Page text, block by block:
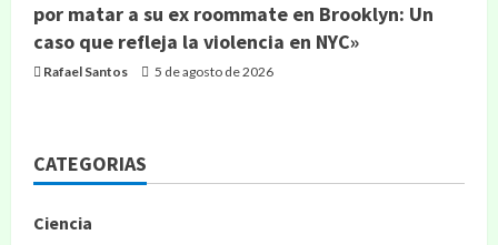
por matar a su ex roommate en Brooklyn: Un
caso que refleja la violencia en NYC»
Rafael Santos 5 de agosto de 2026
CATEGORIAS
Ciencia